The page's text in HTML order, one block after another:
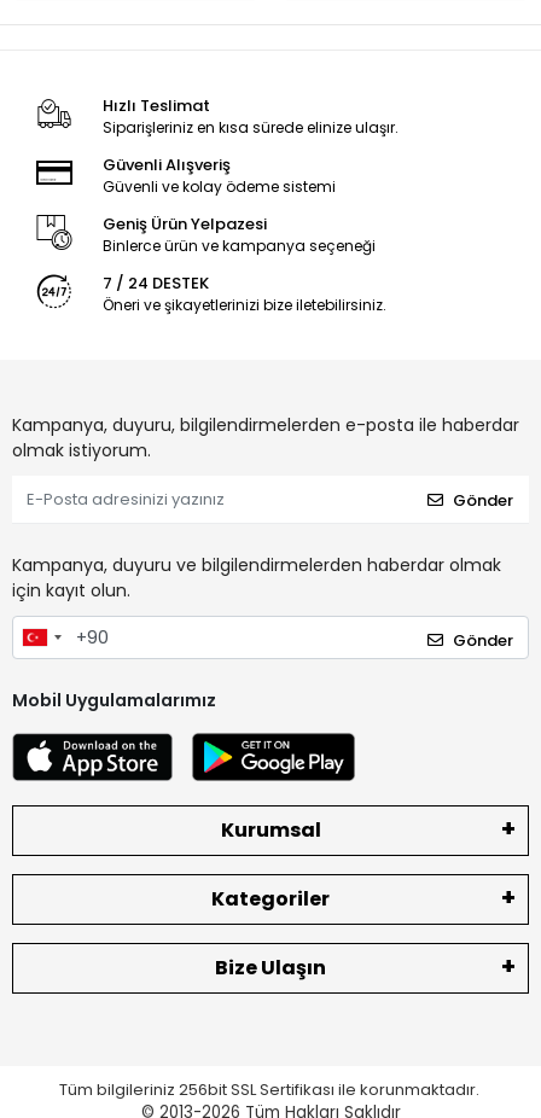
Hızlı Teslimat
Siparişleriniz en kısa sürede elinize ulaşır.
Güvenli Alışveriş
Güvenli ve kolay ödeme sistemi
Geniş Ürün Yelpazesi
Binlerce ürün ve kampanya seçeneği
7 / 24 DESTEK
Öneri ve şikayetlerinizi bize iletebilirsiniz.
Kampanya, duyuru, bilgilendirmelerden e-posta ile haberdar
olmak istiyorum.
Gönder
Kampanya, duyuru ve bilgilendirmelerden haberdar olmak
için kayıt olun.
Gönder
Mobil Uygulamalarımız
Kurumsal
Kategoriler
Bize Ulaşın
Tüm bilgileriniz 256bit SSL Sertifikası ile korunmaktadır.
© 2013-2026 Tüm Hakları Saklıdır